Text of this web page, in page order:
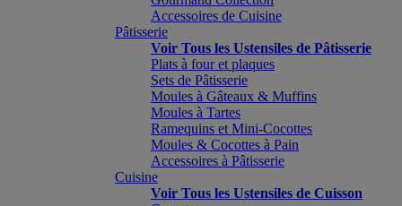
Accessoires de Cuisine
Pâtisserie
Voir Tous les Ustensiles de Pâtisserie
Plats à four et plaques
Sets de Pâtisserie
Moules à Gâteaux & Muffins
Moules à Tartes
Ramequins et Mini-Cocottes
Moules & Cocottes à Pain
Accessoires à Pâtisserie
Cuisine
Voir Tous les Ustensiles de Cuisson